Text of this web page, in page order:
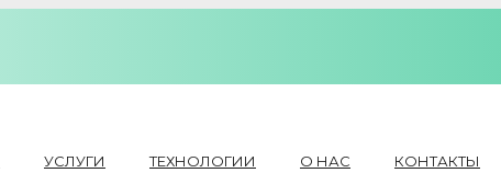
УСЛУГИ ТЕХНОЛОГИИ О НАС КОНТАКТЫ